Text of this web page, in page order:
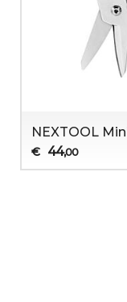
NEXTOOL
€ 44,00